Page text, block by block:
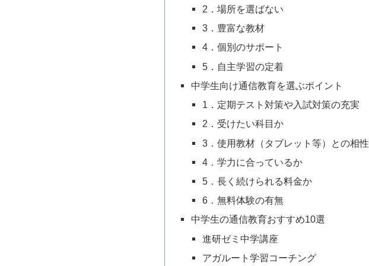
2．場所を選ばない
3．豊富な教材
4．個別のサポート
5．自主学習の定着
中学生向け通信教育を選ぶポイント
1．定期テスト対策や入試対策の充実
2．受けたい科目か
3．使用教材（タブレット等）との相性
4．学力に合っているか
5．長く続けられる料金か
6．無料体験の有無
中学生の通信教育おすすめ10選
進研ゼミ中学講座
アガルート学習コーチング